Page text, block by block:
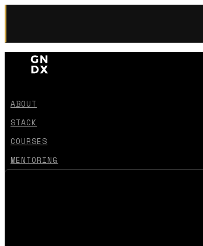
ABOUT
STACK
COURSES
MENTORING